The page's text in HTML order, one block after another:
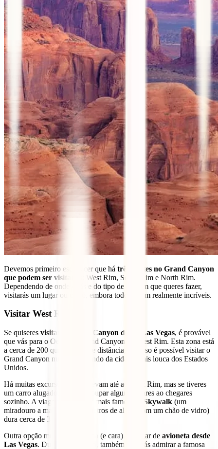
Devemos primeiro esclarecer que há três partes no Grand Canyon
que podem ser visitadas
: West Rim, South Rim e North Rim.
Dependendo de onde estás e do tipo de viagem que queres fazer,
visitarás um lugar ou outro, embora todos sejam realmente incríveis.
Visitar West Rim
Se quiseres visitar o Grand Canyon desde Las Vegas, é provável
que vás para o Oeste do Grand Canyon ou West Rim. Esta zona está
a cerca de 200 quilómetros de distância, por isso é possível visitar o
Grand Canyon num dia partindo da cidade mais louca dos Estados
Unidos.
Há muitas excursões que te levam até ao West Rim, mas se tiveres
um carro alugado, poderás poupar alguns dólares ao chegares
sozinho. A viagem até à parte mais famosa, o
Skywalk (um
miradouro a mais de 1.300 metros de altura com um chão de vidro)
dura cerca de 3 horas.
Outra opção muito mais rápida (e cara) é chegar de avioneta desde
Las Vegas. Durante o passeio, também poderás admirar a famosa